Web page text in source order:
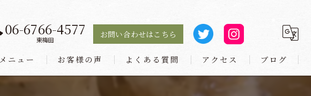
06-6766-4577
東梅田
お問い合わせはこちら
メニュー お客様の声 よくある質問 アクセス ブログ